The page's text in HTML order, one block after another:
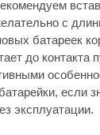
с
батареек
до контакта
если
эксплуатации.